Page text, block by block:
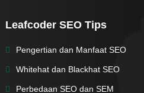
Leafcoder SEO Tips
Pengertian dan Manfaat SEO
Whitehat dan Blackhat SEO
Perbedaan SEO dan SEM